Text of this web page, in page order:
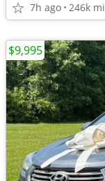
7h ago 246k mi
$9,995